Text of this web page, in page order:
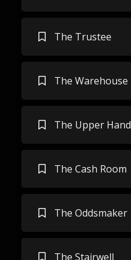
The Trustee
The Warehouse
The Upper Hand
The Cash Room
The Oddsmaker
The Stairwell